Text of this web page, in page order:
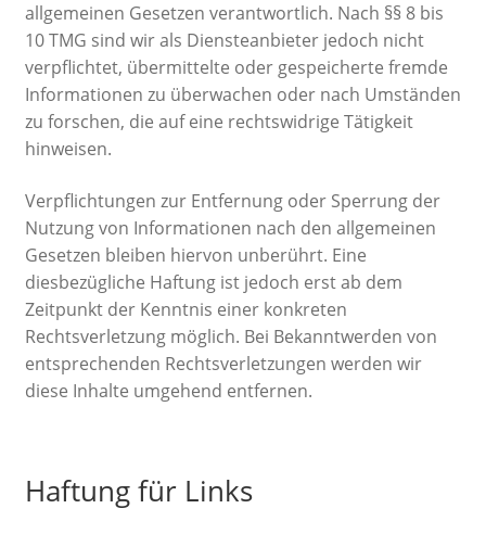
allgemeinen Gesetzen verantwortlich. Nach §§ 8 bis
10 TMG sind wir als Diensteanbieter jedoch nicht
verpflichtet, übermittelte oder gespeicherte fremde
Informationen zu überwachen oder nach Umständen
zu forschen, die auf eine rechtswidrige Tätigkeit
hinweisen.
Verpflichtungen zur Entfernung oder Sperrung der
Nutzung von Informationen nach den allgemeinen
Gesetzen bleiben hiervon unberührt. Eine
diesbezügliche Haftung ist jedoch erst ab dem
Zeitpunkt der Kenntnis einer konkreten
Rechtsverletzung möglich. Bei Bekanntwerden von
entsprechenden Rechtsverletzungen werden wir
diese Inhalte umgehend entfernen.
Haftung für Links